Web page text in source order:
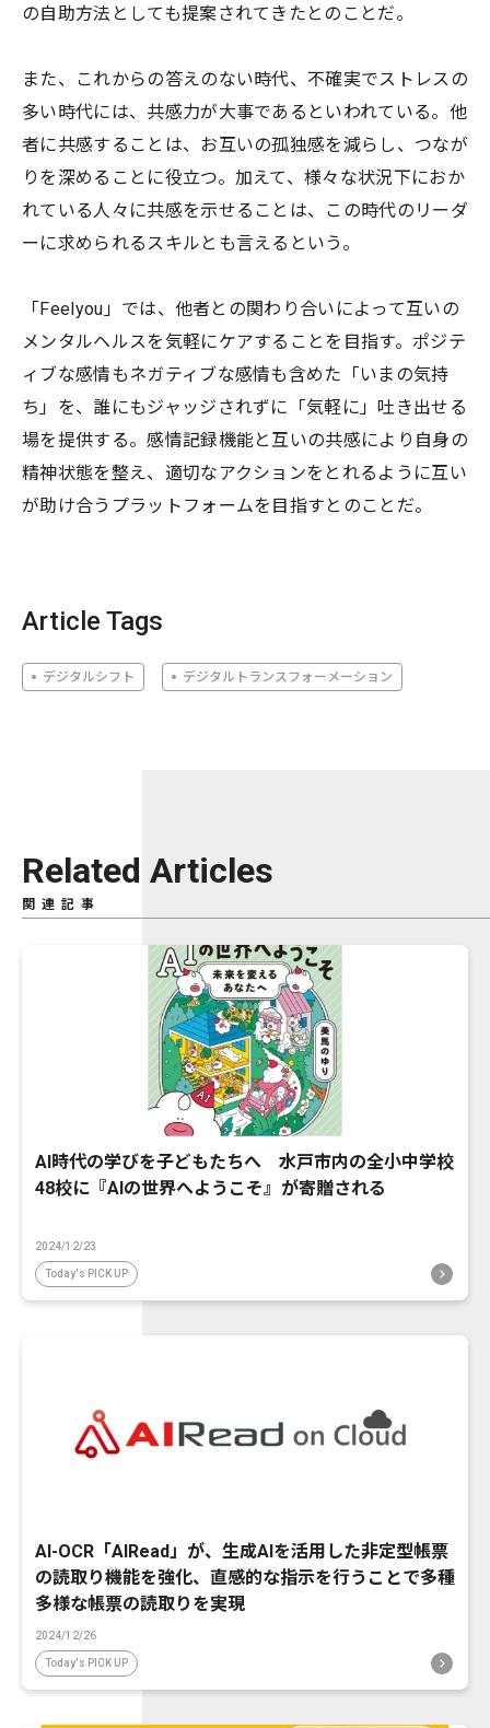
の自助方法としても提案されてきたとのことだ。
また、これからの答えのない時代、不確実でストレスの
多い時代には、共感力が大事であるといわれている。他
者に共感することは、お互いの孤独感を減らし、つなが
りを深めることに役立つ。加えて、様々な状況下におか
れている人々に共感を示せることは、この時代のリーダ
ーに求められるスキルとも言えるという。
「Feelyou」では、他者との関わり合いによって互いの
メンタルヘルスを気軽にケアすることを目指す。ポジテ
ィブな感情もネガティブな感情も含めた「いまの気持
ち」を、誰にもジャッジされずに「気軽に」吐き出せる
場を提供する。感情記録機能と互いの共感により自身の
精神状態を整え、適切なアクションをとれるように互い
が助け合うプラットフォームを目指すとのことだ。
Article Tags
デジタルシフト デジタルトランスフォーメーション
Related Articles
関連記事
AI時代の学びを子どもたちへ 水戸市内の全小中学校
48校に『AIの世界へようこそ』が寄贈される
2024/12/23
Today's PICK UP
AI-OCR「AIRead」が、生成AIを活用した非定型帳票
の読取り機能を強化、直感的な指示を行うことで多種
多様な帳票の読取りを実現
2024/12/26
Today's PICK UP